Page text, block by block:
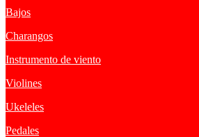
Bajos
Charangos
Instrumento de viento
Violines
Ukeleles
Pedales